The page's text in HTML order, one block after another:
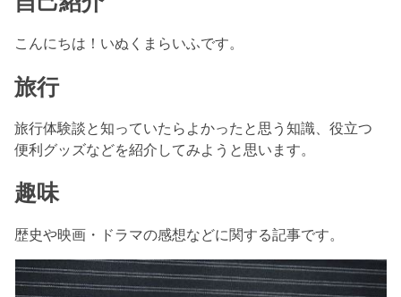
こんにちは！いぬくまらいふです。
旅行
旅行体験談と知っていたらよかったと思う知識、役立つ
便利グッズなどを紹介してみようと思います。
趣味
歴史や映画・ドラマの感想などに関する記事です。